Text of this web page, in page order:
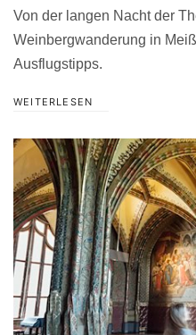
Von der langen Nacht der
Weinbergwanderung in
Ausflugstipps.
WEITERLESEN